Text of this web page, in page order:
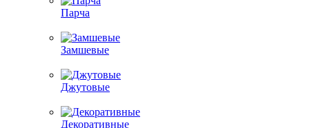
Парча
Замшевые
Джутовые
Декоративные